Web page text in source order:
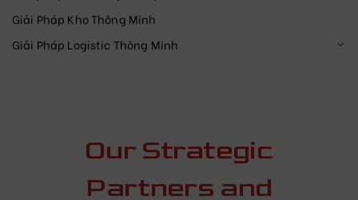
Giải Pháp Kho Thông Minh
Giải Pháp Logistic Thông Minh
Our Strategic
Partners and